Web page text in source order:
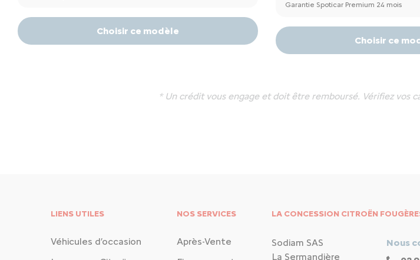
Choisir ce modèle
Garantie Spoticar Premium 24 mois
Choisir ce
* Un crédit vous engage et doit être remboursé. Vérifiez vos
LIENS UTILES
Véhicules d’occasion
NOS SERVICES
Après-Vente
LA CONCESSION CITROËN
Sodiam SAS
La Sermandière
Nous